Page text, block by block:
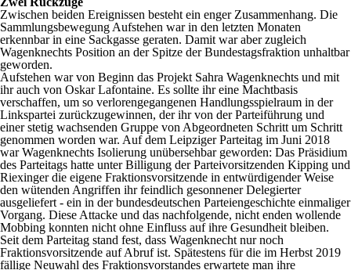
Zwischen beiden Ereignissen besteht ein enger Zusammenhang. Die
Sammlungsbewegung Aufstehen war in den letzten Monaten
erkennbar in eine Sackgasse geraten. Damit war aber zugleich
Wagenknechts Position an der Spitze der Bundestagsfraktion unhaltbar
geworden.
Aufstehen war von Beginn das Projekt Sahra Wagenknechts und mit
ihr auch von Oskar Lafontaine. Es sollte ihr eine Machtbasis
verschaffen, um so verlorengegangenen Handlungsspielraum in der
Linkspartei zurückzugewinnen, der ihr von der Parteiführung und
einer stetig wachsenden Gruppe von Abgeordneten Schritt um Schritt
genommen worden war. Auf dem Leipziger Parteitag im Juni 2018
war Wagenknechts Isolierung unübersehbar geworden: Das Präsidium
des Parteitags hatte unter Billigung der Parteivorsitzenden Kipping und
Riexinger die eigene Fraktionsvorsitzende in entwürdigender Weise
den wütenden Angriffen ihr feindlich gesonnener Delegierter
ausgeliefert - ein in der bundesdeutschen Parteiengeschichte einmaliger
Vorgang. Diese Attacke und das nachfolgende, nicht enden wollende
Mobbing konnten nicht ohne Einfluss auf ihre Gesundheit bleiben.
Seit dem Parteitag stand fest, dass Wagenknecht nur noch
Fraktionsvorsitzende auf Abruf ist. Spätestens für die im Herbst 2019
fällige Neuwahl des Fraktionsvorstandes erwartete man ihre